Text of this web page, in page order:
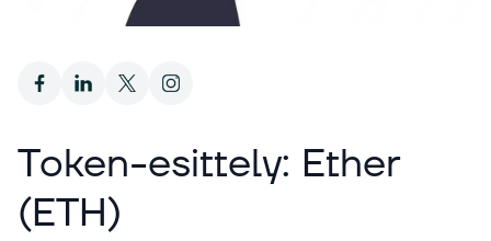
Token-esittely: Ether
(ETH)